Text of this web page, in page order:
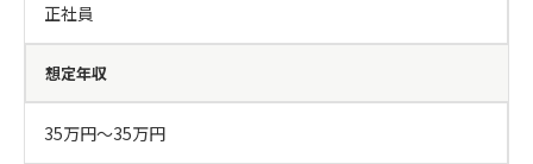
正社員
想定年収
35万円〜35万円